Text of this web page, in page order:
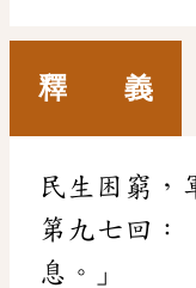
釋 義
民生困窮，
第九七回：
息。」